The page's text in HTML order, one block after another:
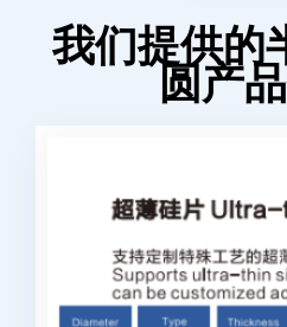
我们提供的
圆产